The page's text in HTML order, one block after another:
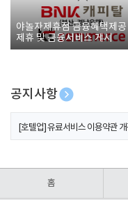
야놀자제휴점 금융혜택제공
제휴 및 금융서비스 게시
공지사항
[호텔업] 개인정보 처리방침 개정
[호텔업] 유료서비스 이용약관 개
홈